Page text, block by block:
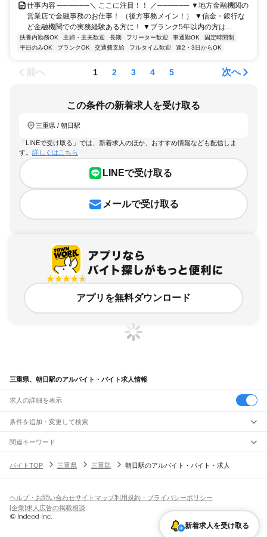
仕事内容 ──────＼ ここに注目！！ ／────── ▼地方金融機関の
営業店で金融事務のお仕事！ （後方事務メイン！） ▼信金・銀行な
ど金融機関での実務経験ある方に！ ▼ブランク5年以内の方は...
扶養内勤務OK 主婦・主夫歓迎 長期 フリーター歓迎 車通勤OK
固定時間制
平日のみOK
ブランクOK 交通費支給 フルタイム歓迎 週2・3日からOK
前へ 1 2 3 4 5 次へ
この条件の新着求人を受け取る
三重県 / 朝日駅
「LINEで受け取る」では、新着求人のほか、おすすめ情報なども配信しま
す。 詳しくはこちら
LINEで受け取る
メールで受け取る
アプリを無料ダウンロード
三重県、朝日駅のアルバイト・バイト求人情報
求人の詳細を表示
条件を追加・変更して検索
市区町村を追加・変更
三重県すべて
駅を追加・変更
長島駅 桑名駅朝日駅 富田駅 富田浜駅四日市駅 南四日市駅 河原田駅
井田川駅 亀山駅
JR関西本線(亀山～加茂)
伊賀上野駅 島ケ原駅
飲食・フードサービス
飲食・フードサービス
ホールスタッフ
皿洗い・洗い場精肉・鮮魚加工
バー（BAR）・バーテンダー
特徴を追加・変更
人気
髪型・髪色自由ひげOKネイルOK
関連キーワード
バイトTOP
三重県 三重郡 朝日駅のアルバイト・バイト・求人
新着求人を受け取る
ヘルプ・お問い合わせサイトマップ利用規約・プライバシーポリシー
[企業]求人広告の掲載相談